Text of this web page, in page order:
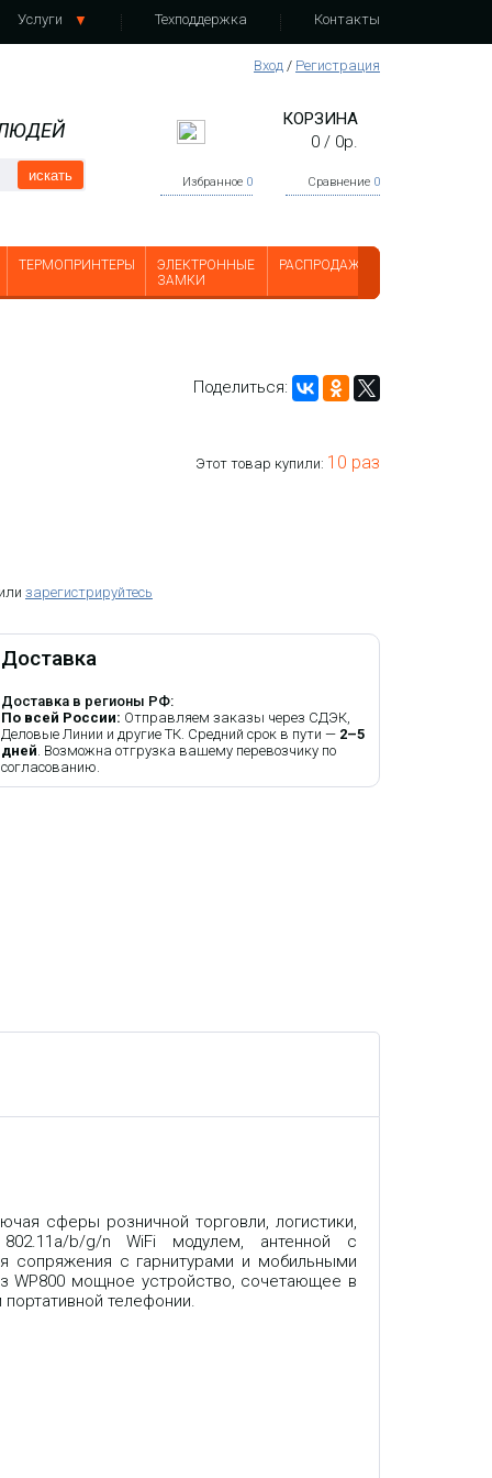
Услуги Техподдержка Контакты
Вход / Регистрация
искать
КОРЗИНА
0/ 0р.
Избранное 0 Сравнение 0
ТЕРМОПРИНТЕРЫ
ЭЛЕКТРОННЫЕ
ЗАМКИ
РАСПРОДАЖА
Поделиться:
Этот товар купили: 10 раз
зарегистрируйтесь
Доставка
Доставка в регионы РФ:
По всей России: Отправляем заказы через СДЭК,
Деловые Линии и другие ТК. Средний срок в пути — 2–5
дней. Возможна отгрузка вашему перевозчику по
согласованию.
сферы розничной торговли, логистики,
b/g/n WiFi модулем, антенной с
сопряжения с гарнитурами и мобильными
WP800 мощное устройство, сочетающее в
телефонии.